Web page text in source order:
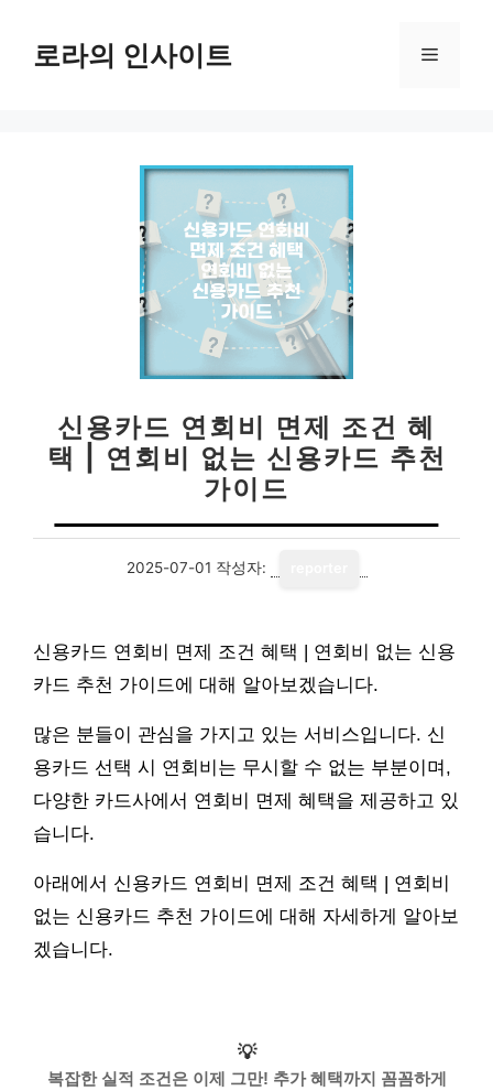
로라의 인사이트 메
신용카드 연회비 면제 조건 혜
택 | 연회비 없는 신용카드 추천
가이드
2025-07-01 작성자:
신용카드 연회비 면제 조건 혜택 | 연회비 없는 신용
카드 추천 가이드에 대해 알아보겠습니다.
많은 분들이 관심을 가지고 있는 서비스입니다. 신
용카드 선택 시 연회비는 무시할 수 없는 부분이며,
다양한 카드사에서 연회비 면제 혜택을 제공하고 있
습니다.
아래에서 신용카드 연회비 면제 조건 혜택 | 연회비
없는 신용카드 추천 가이드에 대해 자세하게 알아보
겠습니다.
💡
복잡한 실적 조건은 이제 그만! 추가 혜택까지 꼼꼼하게